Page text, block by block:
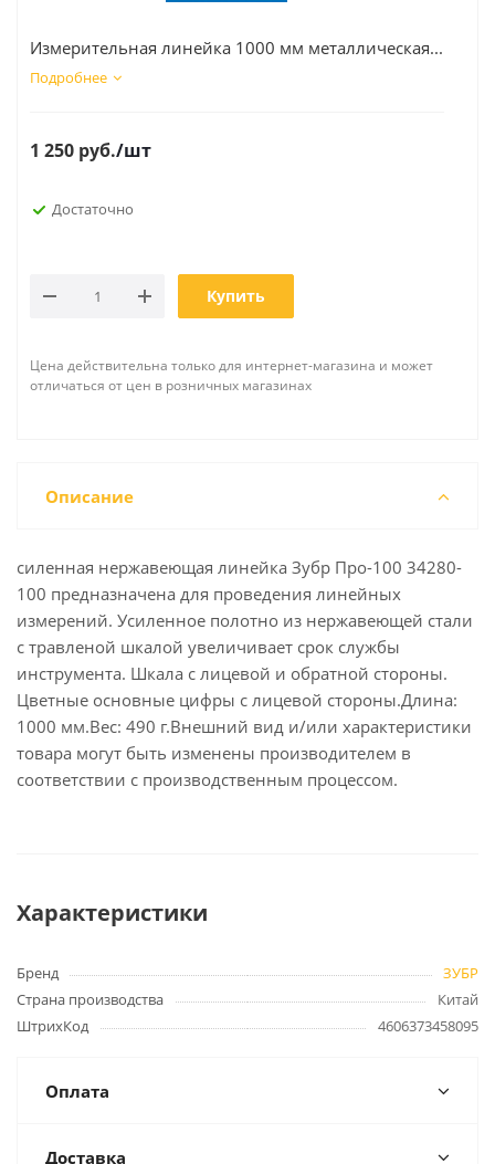
Измерительная линейка 1000 мм металлическая...
Подробнее
1 250 руб./шт
Достаточно
Купить
Цена действительна только для интернет-магазина и может
отличаться от цен в розничных магазинах
Описание
силенная нержавеющая линейка Зубр Про-100 34280-
100 предназначена для проведения линейных
измерений. Усиленное полотно из нержавеющей стали
с травленой шкалой увеличивает срок службы
инструмента. Шкала с лицевой и обратной стороны.
Цветные основные цифры с лицевой стороны.Длина:
1000 мм.Вес: 490 г.Внешний вид и/или характеристики
товара могут быть изменены производителем в
соответствии с производственным процессом.
Характеристики
Бренд
ЗУБР
Страна производства
Китай
ШтрихКод
4606373458095
Оплата
Доставка